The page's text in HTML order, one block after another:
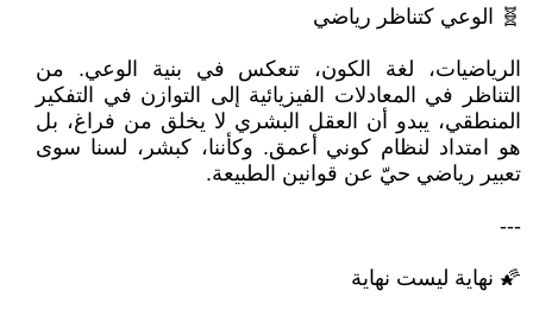
🧬 الوعي كتناظر رياضي
الرياضيات، لغة الكون، تنعكس في بنية الوعي. من
التناظر في المعادلات الفيزيائية إلى التوازن في التفكير
المنطقي، يبدو أن العقل البشري لا يخلق من فراغ، بل
هو امتداد لنظام كوني أعمق. وكأننا، كبشر، لسنا سوى
تعبير رياضي حيّ عن قوانين الطبيعة.
---
🌠 نهاية ليست نهاية